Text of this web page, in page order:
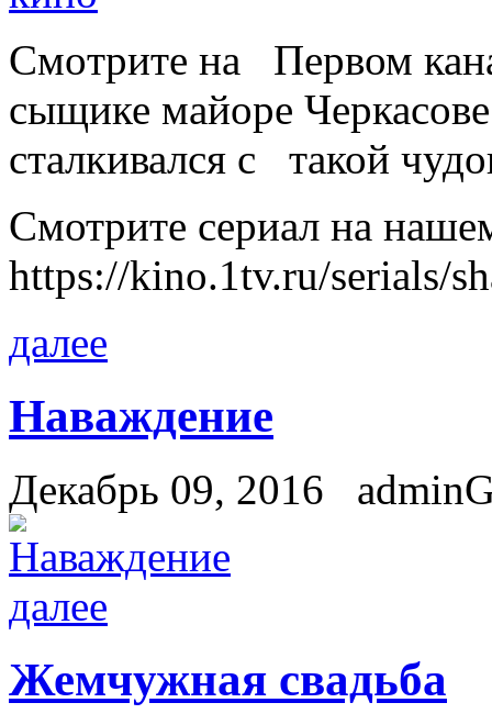
Смoтритe на Первом
сыщике майоре
сталкивался с такой
Смотрите сериал на
https://kino.1tv.ru/serials/
далее
Наваждение
Декабрь 09, 2016
далее
Жемчужная свадьба